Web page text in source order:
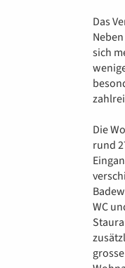
Das
sich
Die
rund
WC